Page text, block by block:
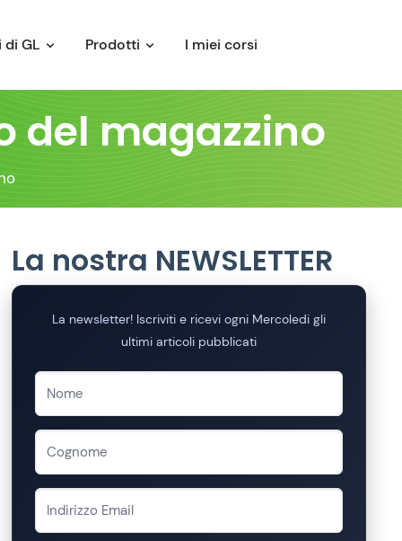
di GL Prodotti I miei corsi
del magazzino
La nostra NEWSLETTER
La newsletter! Iscriviti e ricevi ogni Mercoledi gli
ultimi articoli pubblicati